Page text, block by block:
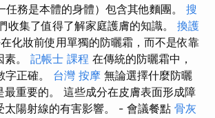
任務是本體的身體）包含其他麵團。 搜
收集了值得了解家庭護膚的知識。 換護
化妝前使用單獨的防曬霜，而不是依靠
。 記帳士 課程 在傳統的防曬霜中，
字正確。 台灣 按摩 無論選擇什麼防曬
最重要的。 這些成分在皮膚表面形成障
太陽射線的有害影響。 - 會議餐點 骨灰